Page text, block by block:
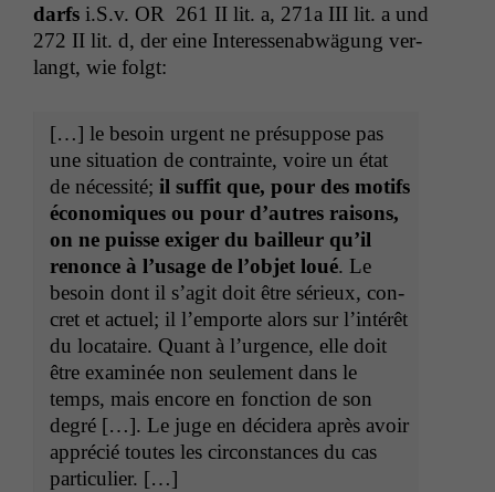
darfs i.S.v. OR 261 II lit. a, 271a III lit. a und
272 II lit. d, der eine Inter­essen­ab­wä­gung ver­
langt, wie folgt:
[…] le besoin urgent ne pré­sup­pose pas
une sit­u­a­tion de con­trainte, voire un état
de néces­sité; il suf­fit que, pour des motifs
économiques ou pour d’autres raisons,
on ne puisse exiger du bailleur qu’il
renonce à l’usage de l’ob­jet loué. Le
besoin dont il s’ag­it doit être sérieux, con­
cret et actuel; il l’em­porte alors sur l’in­térêt
du locataire. Quant à l’ur­gence, elle doit
être exam­inée non seule­ment dans le
temps, mais encore en fonc­tion de son
degré […]. Le juge en décidera après avoir
appré­cié toutes les cir­con­stances du cas
particulier. […]